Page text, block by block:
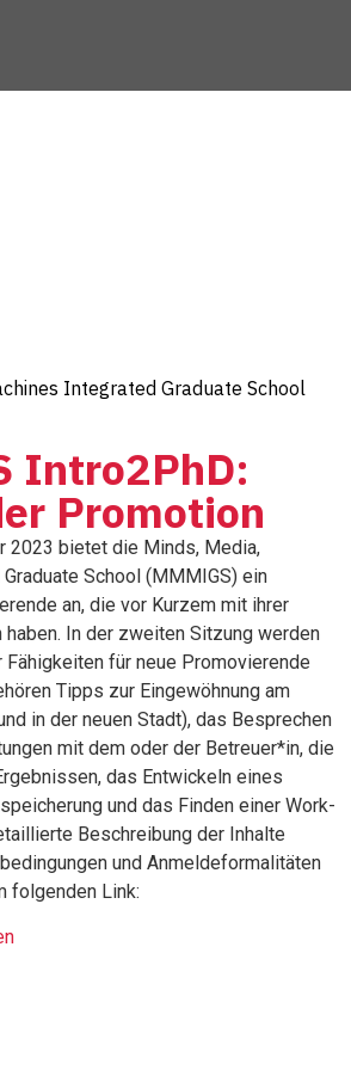
Integrated Graduate School
Intro2PhD:
Promotion
2023 bietet die Minds, Media,
School (MMMIGS) ein
an, die vor Kurzem mit ihrer
In der zweiten Sitzung werden
für neue Promovierende
Tipps zur Eingewöhnung am
in der neuen Stadt), das Besprechen
mit dem oder der Betreuer*in, die
das Entwickeln eines
und das Finden einer Work-
Beschreibung der Inhalte
und Anmeldeformalitäten
folgenden Link: